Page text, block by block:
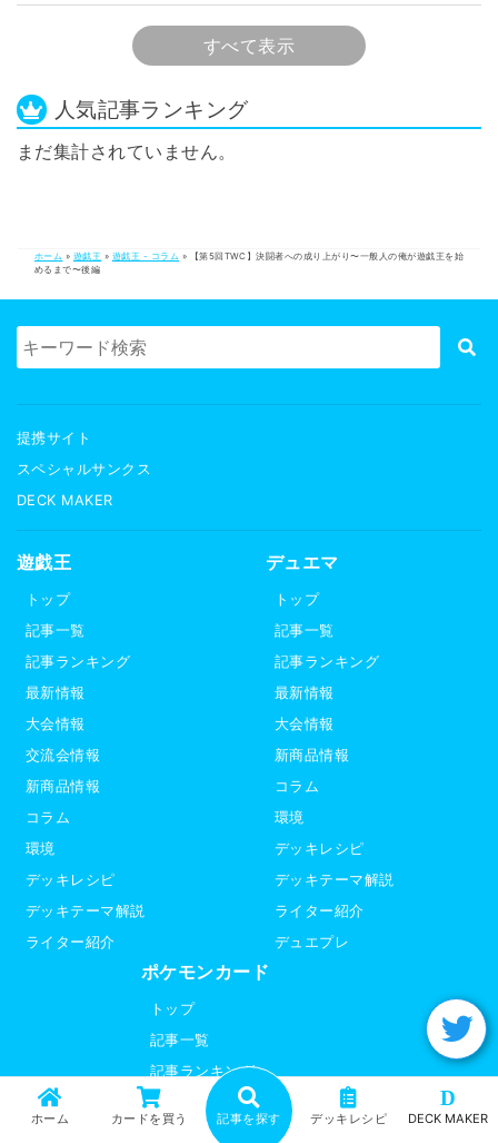
すべて表示
人気記事ランキング
まだ集計されていません。
ホーム カードを買う 記事を探す デッキレシピ
D
DECK MAKER
ホーム » 遊戯王 » 遊戯王 - コラム »
【第5回TWC】決闘者への成り上がり〜一般人の俺が遊戯王を始
めるまで〜後編
提携サイト
スペシャルサンクス
DECK MAKER
遊戯王
トップ
記事一覧
記事ランキング
最新情報
大会情報
交流会情報
新商品情報
コラム
環境
デッキレシピ
デッキテーマ解説
ライター紹介
デュエマ
トップ
記事一覧
記事ランキング
最新情報
大会情報
新商品情報
コラム
環境
デッキレシピ
デッキテーマ解説
ライター紹介
デュエプレ
ポケモンカード
トップ
記事一覧
記事ランキング
最新情報
新商品情報